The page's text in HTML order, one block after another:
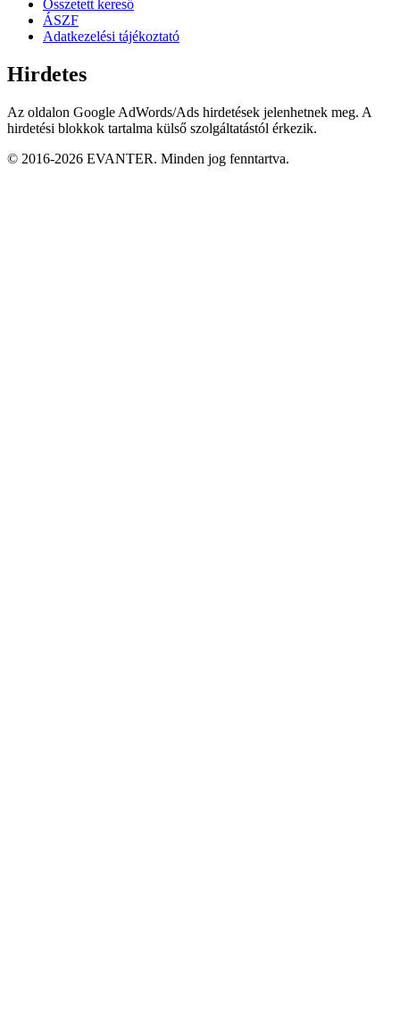
Összetett kereső
ÁSZF
Adatkezelési tájékoztató
Hirdetes
Az oldalon Google AdWords/Ads hirdetések jelenhetnek meg. A
hirdetési blokkok tartalma külső szolgáltatástól érkezik.
© 2016-2026 EVANTER. Minden jog fenntartva.